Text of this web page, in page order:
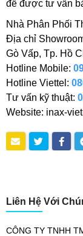
để được tư vấn
Nhà Phân Phối
Địa chỉ
Gò Vấp, Tp. Hồ
Hotline Mobile:
Hotline Viettel:
Tư vấn kỹ thuật:
Website: inax-
Liên Hệ Với
CÔNG TY TNHH